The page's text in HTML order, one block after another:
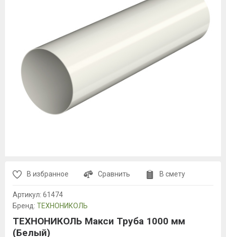
В избранное Сравнить В смету
Артикул: 61474
Бренд: ТЕХНОНИКОЛЬ
ТЕХНОНИКОЛЬ Макси Труба 1000 мм
(Белый)